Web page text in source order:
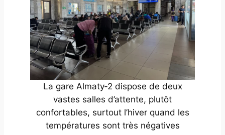
La gare Almaty‑2 dispose de deux
vastes salles d’attente, plutôt
confortables, surtout l’hiver quand les
températures sont très négatives